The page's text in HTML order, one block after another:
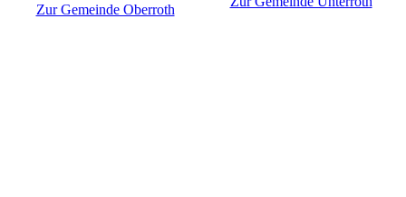
Zur Gemeinde Oberroth